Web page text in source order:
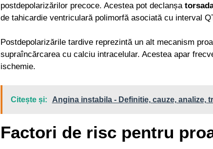
postdepolarizărilor precoce. Acestea pot declanșa
de tahicardie ventriculară polimorfă asociată cu interval
Postdepolarizările tardive reprezintă un alt mecanism
supraîncărcarea cu calciu intracelular. Acestea apar
ischemie.
Citește și: Angina instabila - Definitie, cauze, analize,
Factori de risc pentru